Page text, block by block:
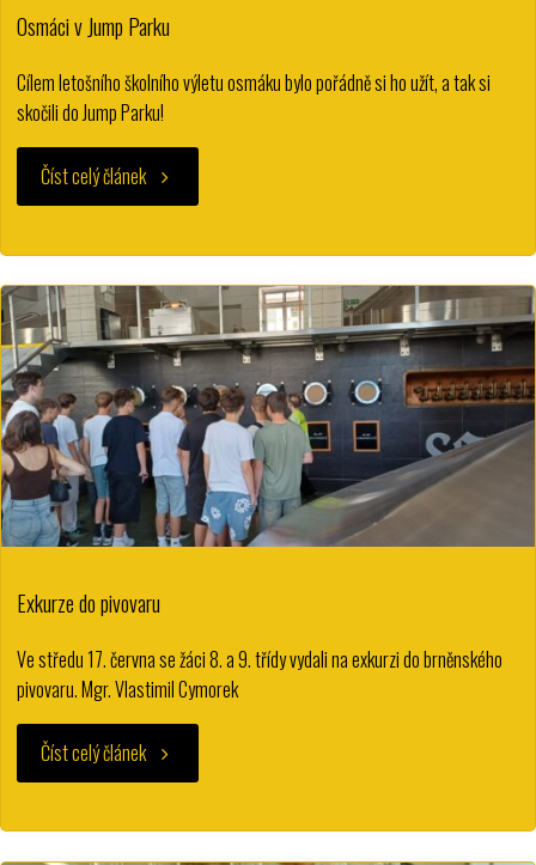
Osmáci v Jump Parku
Cílem letošního školního výletu osmáku bylo pořádně si ho užít, a tak si
skočili do Jump Parku!
Číst celý článek"Osmáci
Jump
Parku"
Exkurze do pivovaru
Ve středu 17. června se žáci 8. a 9. třídy vydali na exkurzi do brněnského
pivovaru. Mgr. Vlastimil Cymorek
Číst celý článek"Exkurze